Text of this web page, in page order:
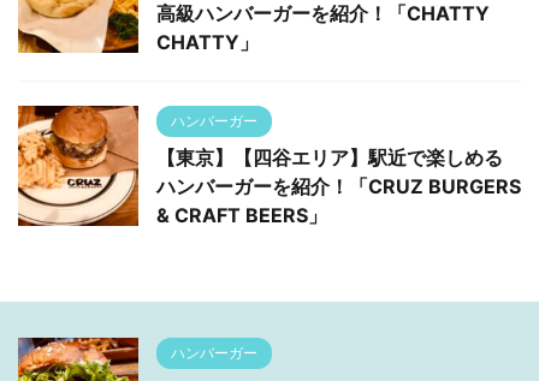
高級ハンバーガーを紹介！「CHATTY
CHATTY」
ハンバーガー
【東京】【四谷エリア】駅近で楽しめる
ハンバーガーを紹介！「CRUZ BURGERS
& CRAFT BEERS」
ハンバーガー